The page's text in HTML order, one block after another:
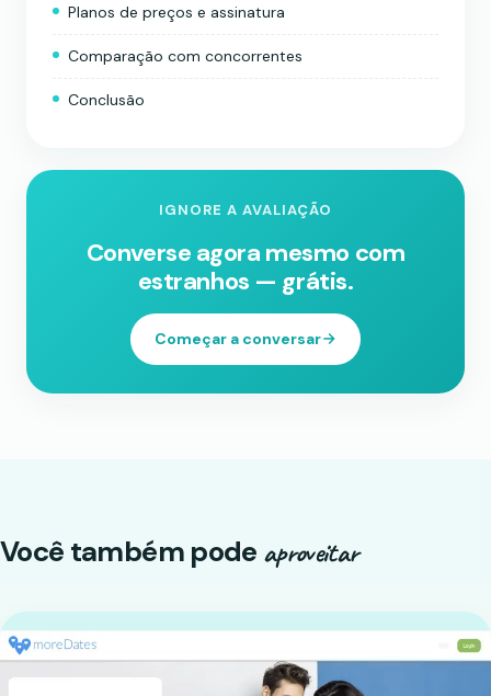
Planos de preços e assinatura
Comparação com concorrentes
Conclusão
IGNORE A AVALIAÇÃO
Converse agora mesmo com
estranhos — grátis.
Começar a conversar
Você também pode aproveitar